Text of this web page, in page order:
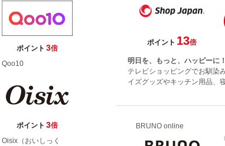
ポイント 3倍
Qoo10
ポイント 3倍
Oisix（おいしっく
ポイント 13倍
明日を、もっと、ハッピーに！
テレビショッピングでお馴染
イズグッズやキッチン用品、
BRUNO online